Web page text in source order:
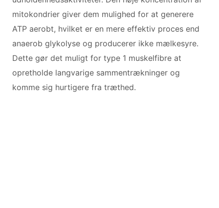
mitokondrier giver dem mulighed for at generere
ATP aerobt, hvilket er en mere effektiv proces end
anaerob glykolyse og producerer ikke mælkesyre.
Dette gør det muligt for type 1 muskelfibre at
opretholde langvarige sammentrækninger og
komme sig hurtigere fra træthed.